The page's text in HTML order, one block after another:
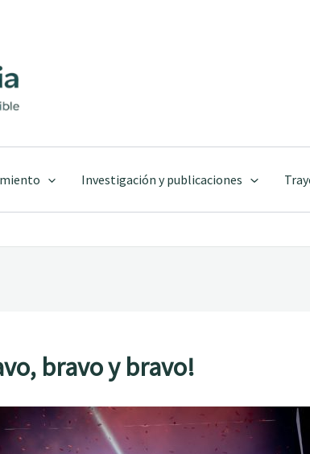
Investigación y publicaciones
bravo y bravo!